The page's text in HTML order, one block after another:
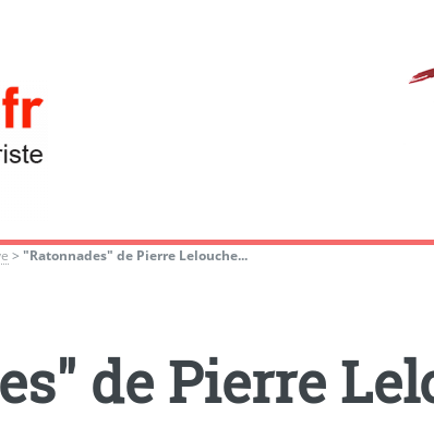
>"Ratonnades" de Pierre Lelouche...
de Pierre